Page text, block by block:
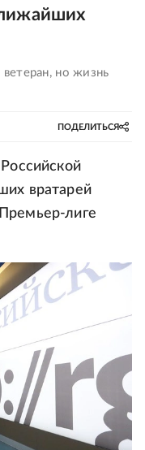
но жизнь
ПОДЕЛИТЬСЯ
вратарей
лиге